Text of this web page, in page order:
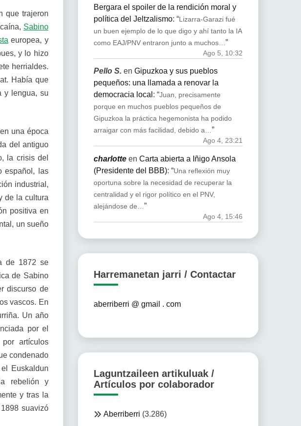
que trajeron
Sabino
europea, y
y lo hizo
herrialdes.
Había que
y lengua, su
una época
del antiguo
la crisis del
español, las
industrial,
de la cultura
positiva en
un sueño
de 1872 se
de Sabino
discurso de
vascos. En
Un año
por el
artículos
condenado
Euskaldun
rebelión y
y tras la
suavizó
Bergara el spoiler de la rendición moral y
política del Jeltzalismo: “Lizarra-Garazi fué
un buen ejemplo de lo que digo y ahí tanto la IA
como EAJ/PNV entraron junto a muchos… ”
Ago 5, 10:32
Pello S. en Gipuzkoa y sus pueblos
pequeños: una llamada a renovar la
democracia local : “Juan, precisamente
porque en muchos pueblos pequeños de
Gipuzkoa la práctica hegemonista ha podido
arraigar con más facilidad, debido a…”
Ago 4, 23:21
charlotteen Carta abierta a Iñigo Ansola
(Presidente del BBB): “Una reflexión muy
oportuna sobre la necesidad de recuperar la
centralidad y el rigor político en el PNV,
alejándose de…”
Ago 4, 15:46
Harremanetan jarri / Contactar
aberriberri @ gmail . com
Laguntzaileen artikuluak /
Artículos por colaborador
Aberriberri (3.286)